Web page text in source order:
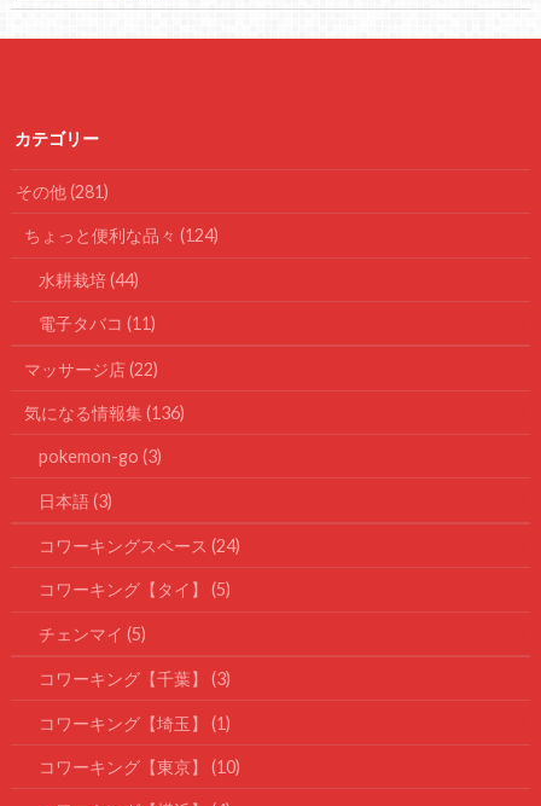
カテゴリー
その他(281)
ちょっと便利な品々(124)
水耕栽培(44)
電子タバコ (11)
マッサージ店(22)
気になる情報集(136)
pokemon-go (3)
日本語(3)
コワーキングスペース (24)
コワーキング【タイ】 (5)
チェンマイ (5)
コワーキング【千葉】 (3)
コワーキング【埼玉】 (1)
コワーキング【東京】 (10)